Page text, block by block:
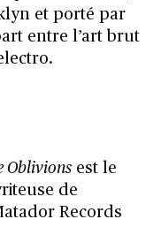
et porté par
entre l’art brut
Oblivions est le
de
Records